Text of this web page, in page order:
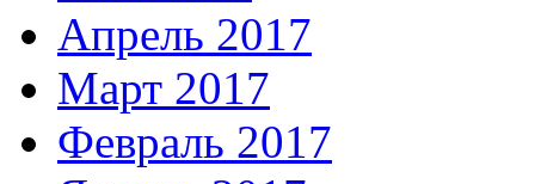
Апрель 2017
Март 2017
Февраль 2017